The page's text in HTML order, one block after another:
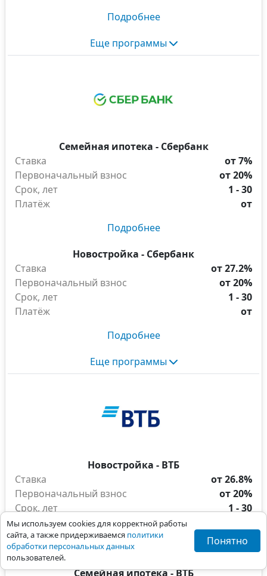
Мы используем cookies для корректной работы
сайта, а также придерживаемся политики
обработки персональных данных
пользователей.
Понятно
Подробнее
Еще программы
Семейная ипотека - Сбербанк
Ставка
от 7%
Первоначальный взнос
от 20%
Срок, лет
1 - 30
Платёж
от
Подробнее
Новостройка - Сбербанк
Ставка
от 27.2%
Первоначальный взнос
от 20%
Срок, лет
1 - 30
Платёж
от
Подробнее
Еще программы
Новостройка - ВТБ
Ставка
от 26.8%
Первоначальный взнос
от 20%
Срок, лет
1 - 30
Платёж
Подробнее
Семейная ипотека - ВТБ